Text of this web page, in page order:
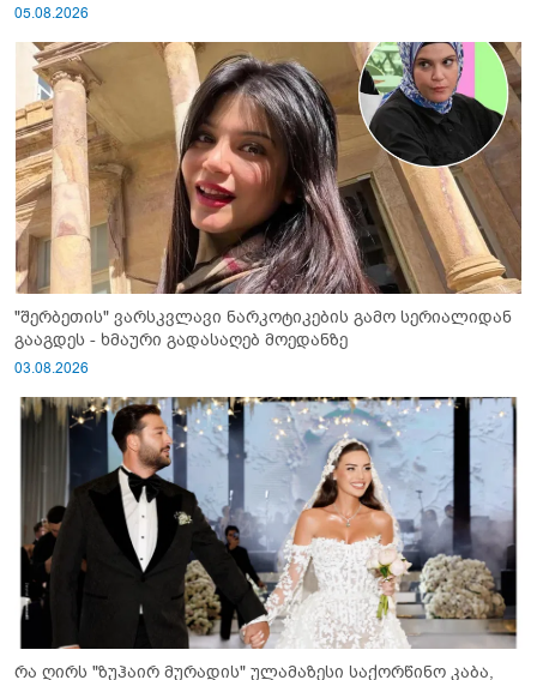
05.08.2026
"შერბეთის" ვარსკვლავი ნარკოტიკების გამო სერიალიდან
გააგდეს - ხმაური გადასაღებ მოედანზე
03.08.2026
რა ღირს "ზუჰაირ მურადის" ულამაზესი საქორწინო კაბა,